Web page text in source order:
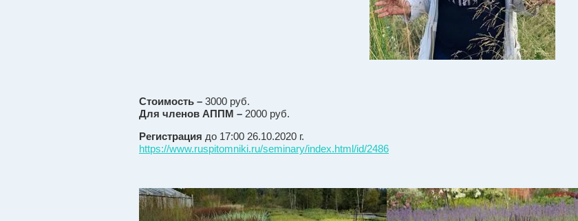
Стоимость – 3000 руб.
Для членов АППМ – 2000 руб.
Регистрация до 17:00 26.10.2020 г.
https://www.ruspitomniki.ru/seminary/index.html/id/2486